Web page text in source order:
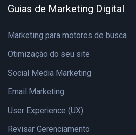
Guias de Marketing Digital
Marketing para motores de busca
Otimização do seu site
Social Media Marketing
Email Marketing
User Experience (UX)
Revisar Gerenciamento